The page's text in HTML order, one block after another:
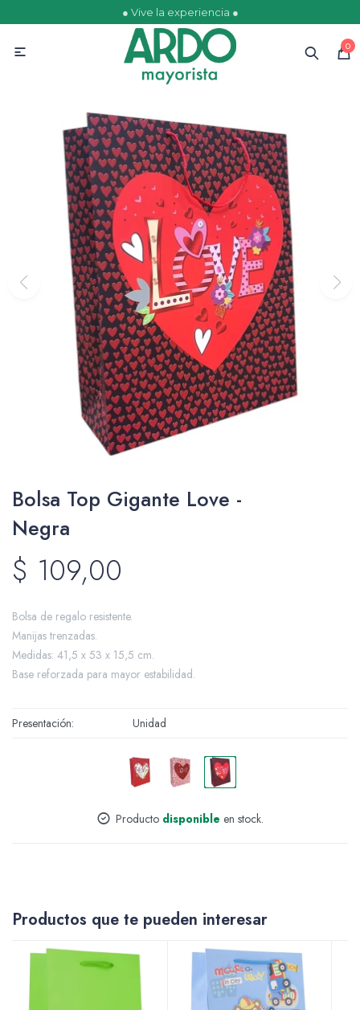
● Vive la experiencia ●
0

Bolsa Top Gigante Love -
Negra
$ 109,00
Bolsa de regalo resistente.
Manijas trenzadas.
Medidas: 41,5 x 53 x 15,5 cm.
Base reforzada para mayor estabilidad.
Presentación Unidad
Producto disponible en stock.
Productos que te pueden interesar
Ofertas Escolares
Comestibles
Papelería
Juguetería
Packing y Regalaría
Maquillaje
Perfumería
Varios
Soportes Artísticos